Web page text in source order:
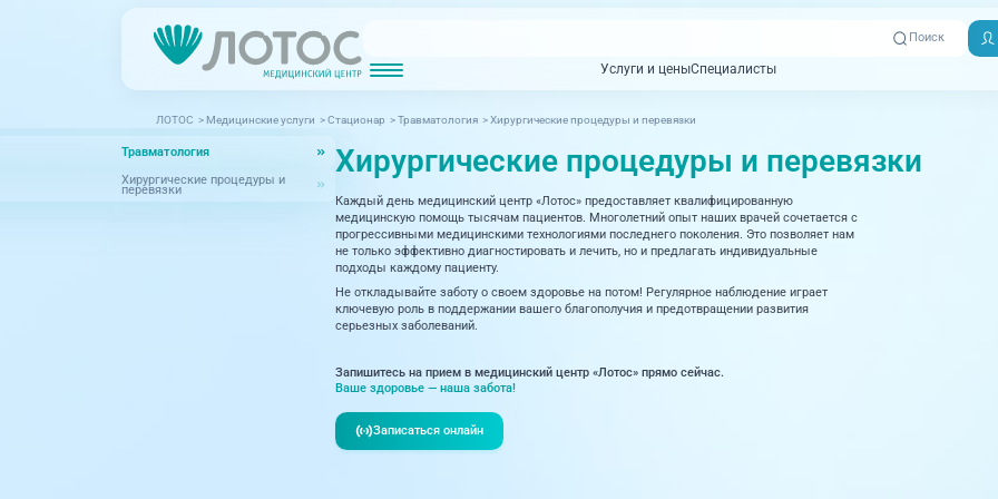
Поиск
Услуги и ценыСпециалисты
ЛОТОС > Медицинские услуги >Стационар >Травматология >Хирургические процедуры и перевязки
Травматология
Хирургические процедуры и
перевязки
Хирургические процедуры и перевязки
Каждый день медицинский центр «Лотос» предоставляет квалифицированную
медицинскую помощь тысячам пациентов. Многолетний опыт наших врачей сочетается с
прогрессивными медицинскими технологиями последнего поколения. Это позволяет нам
не только эффективно диагностировать и лечить, но и предлагать индивидуальные
подходы каждому пациенту.
Не откладывайте заботу о своем здоровье на потом! Регулярное наблюдение играет
ключевую роль в поддержании вашего благополучия и предотвращении развития
серьезных заболеваний.
Запишитесь на прием в медицинский центр «Лотос» прямо сейчас.
Ваше здоровье — наша забота!
Записаться онлайн
Акции
ПревентэйджПациентам
МРТ (Магнитно-резонансная томография)КТ (Компьютерная томография)УЗИ (Ультразвуковая диагностика) Превентэйдж
Дерматовенерология
Интегративная медицина
Инфекционный кабинет
Кардиология
Неврология, рефлексотерапия
Онкология, маммология
Оториноларингология
Офтальмология
Проктология